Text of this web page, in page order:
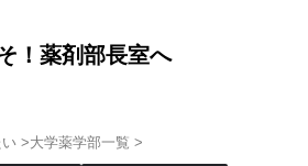
！薬剤部長室へ
>大学薬学部一覧 >